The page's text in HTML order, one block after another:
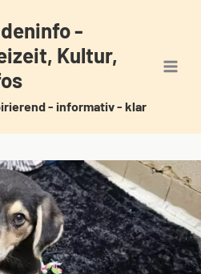
-
Kultur,
- informativ - klar